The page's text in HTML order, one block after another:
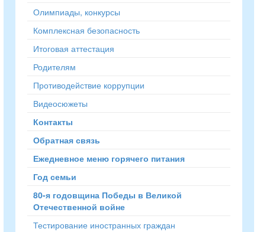
Олимпиады, конкурсы
Комплексная безопасность
Итоговая аттестация
Родителям
Противодействие коррупции
Видеосюжеты
Контакты
Обратная связь
Ежедневное меню горячего питания
Год семьи
80-я годовщина Победы в Великой
Отечественной войне
Тестирование иностранных граждан